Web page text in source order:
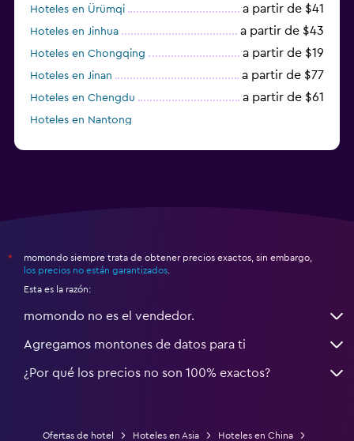
Hoteles en Ürümqi a partir de $41
Hoteles en Jinhua a partir de $43
Hoteles en Chongqing a partir de $19
Hoteles en Jinan a partir de $77
Hoteles en Chengdu a partir de $61
Hoteles en Nantong
*
momondo siempre trata de obtener precios exactos, sin embargo,
los precios no están garantizados
Esta es la razón:
momondo no es el vendedor.
Agregamos montones de datos para ti
¿Por qué los precios no son 100% exactos?
Ofertas de hotel Hoteles en Asia
Hoteles en China